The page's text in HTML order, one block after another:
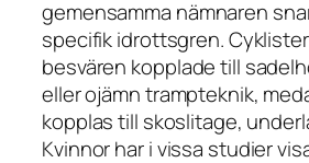
gemensamma nämnaren
specifik idrottsgren.
besvären kopplade till
eller ojämn trampteknik,
kopplas till skoslitage,
Kvinnor har i vissa studier